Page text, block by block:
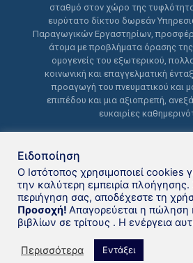
σταθμό στον χώρο της
ευρύτατο δίκτυο δωρεάν
Παραγωγικών Εργαστηρίων,
άτομα με προβλήματα όρασης
ομογενείς του εξωτερικού,
κοινωνική και επαγγελματική
προαγωγή του πνευματικού και
επιπέδου και μια αξιοπρεπή,
ευκαιρίες
Δανειστική
Τυφλών της
Ειδοποίηση
Ο Ιστότοπος χρησιμοποιεί cookies
την καλύτερη εμπειρία πλοήγησης.
περιήγηση σας, αποδέχεστε τη
Προσοχή! Απαγορεύεται η πώληση
βιβλίων σε τρίτους . Η ενέργεια
Περισσότερα Εντάξει